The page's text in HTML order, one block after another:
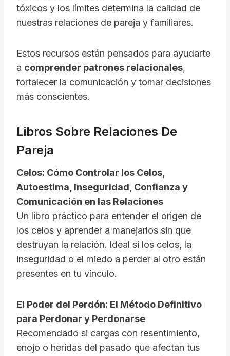
tóxicos y los límites determina la calidad de
nuestras relaciones de pareja y familiares.
Estos recursos están pensados para ayudarte
a comprender patrones relacionales,
fortalecer la comunicación y tomar decisiones
más conscientes.
Libros Sobre Relaciones De
Pareja
Celos: Cómo Controlar los Celos,
Autoestima, Inseguridad, Confianza y
Comunicación en las Relaciones
Un libro práctico para entender el origen de
los celos y aprender a manejarlos sin que
destruyan la relación. Ideal si los celos, la
inseguridad o el miedo a perder al otro están
presentes en tu vínculo.
El Poder del Perdón: El Método Definitivo
para Perdonar y Perdonarse
Recomendado si cargas con resentimiento,
enojo o heridas del pasado que afectan tus